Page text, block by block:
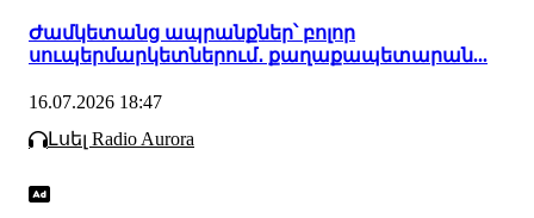
Ժամկետանց ապրանքներ՝ բոլոր
սուպերմարկետներում․ քաղաքապետարան...
16.07.2026 18:47
Լսել Radio Aurora